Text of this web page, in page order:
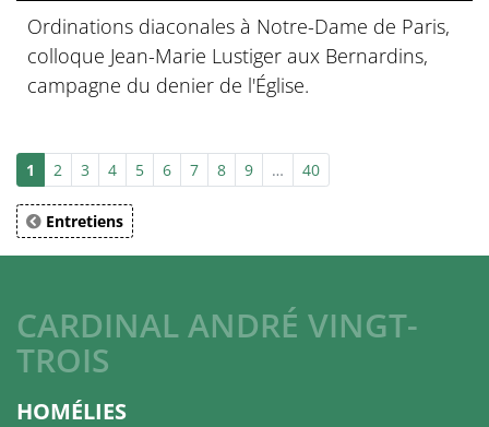
Ordinations diaconales à Notre-Dame de Paris,
colloque Jean-Marie Lustiger aux Bernardins,
campagne du denier de l'Église.
1 2 3 4 5 6 7 8 9 … 40
Entretiens
CARDINAL ANDRÉ VINGT-
TROIS
HOMÉLIES